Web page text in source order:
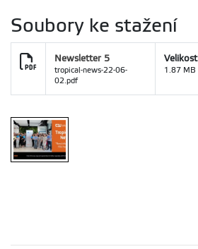
Soubory ke stažení
Newsletter 5
tropical-news-22-06-
02.pdf
Velikost
1.87 MB